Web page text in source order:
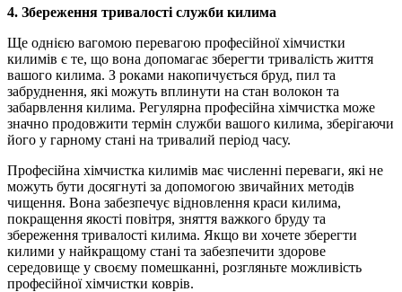
4. Збереження тривалості служби килима
Ще однією вагомою перевагою професійної хімчистки
килимів є те, що вона допомагає зберегти тривалість життя
вашого килима. З роками накопичується бруд, пил та
забруднення, які можуть вплинути на стан волокон та
забарвлення килима. Регулярна професійна хімчистка може
значно продовжити термін служби вашого килима, зберігаючи
його у гарному стані на тривалий період часу.
Професійна хімчистка килимів має численні переваги, які не
можуть бути досягнуті за допомогою звичайних методів
чищення. Вона забезпечує відновлення краси килима,
покращення якості повітря, зняття важкого бруду та
збереження тривалості килима. Якщо ви хочете зберегти
килими у найкращому стані та забезпечити здорове
середовище у своєму помешканні, розгляньте можливість
професійної хімчистки коврів.